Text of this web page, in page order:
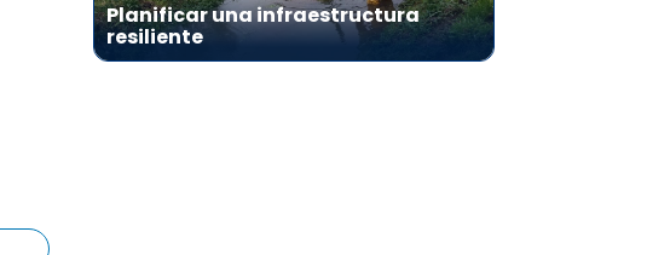
Planificar una infraestructura
resiliente